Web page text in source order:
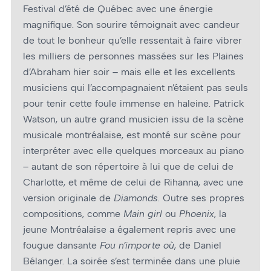
Festival d’été de Québec avec une énergie
magnifique. Son sourire témoignait avec candeur
de tout le bonheur qu’elle ressentait à faire vibrer
les milliers de personnes massées sur les Plaines
d’Abraham hier soir – mais elle et les excellents
musiciens qui l’accompagnaient n’étaient pas seuls
pour tenir cette foule immense en haleine. Patrick
Watson, un autre grand musicien issu de la scène
musicale montréalaise, est monté sur scène pour
interpréter avec elle quelques morceaux au piano
– autant de son répertoire à lui que de celui de
Charlotte, et même de celui de Rihanna, avec une
version originale de Diamonds. Outre ses propres
compositions, comme Main girl ou Phoenix, la
jeune Montréalaise a également repris avec une
fougue dansante Fou n’importe où, de Daniel
Bélanger. La soirée s’est terminée dans une pluie